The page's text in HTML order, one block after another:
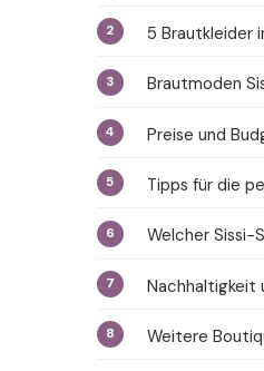
5 Brautkleider
Brautmoden
Preise und
Tipps für die
Welcher Sissi-
Nachhaltigkeit
Weitere